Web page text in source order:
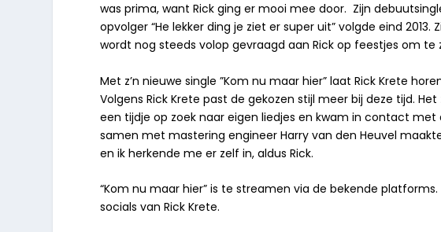
was prima, want Rick ging er mooi mee door. Zijn
opvolger “He lekker ding je ziet er super uit” volgde eind 2013.
wordt nog steeds volop gevraagd aan Rick op feestjes om te
Met z’n nieuwe single ”Kom nu maar hier” laat Rick Krete
Volgens Rick Krete past de gekozen stijl meer bij deze tijd.
een tijdje op zoek naar eigen liedjes en kwam in contact met
samen met mastering engineer Harry van den Heuvel
en ik herkende me er zelf in, aldus Rick.
“Kom nu maar hier” is te streamen via de bekende
socials van Rick Krete.